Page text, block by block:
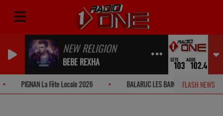
NEW RELIGION
BEBE REXHA
FLASH NEWS
PIGNAN La Fête Locale 2026 BALARUC LES BAINS Fête Locale 2026